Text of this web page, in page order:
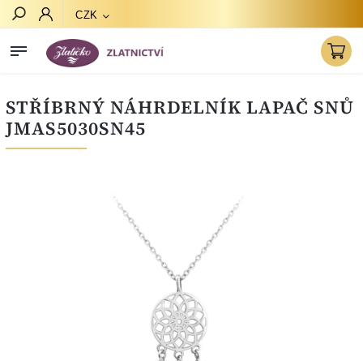
CZK
STŘÍBRNÝ NÁHRDELNÍK LAPAČ SNŮ
JMAS5030SN45